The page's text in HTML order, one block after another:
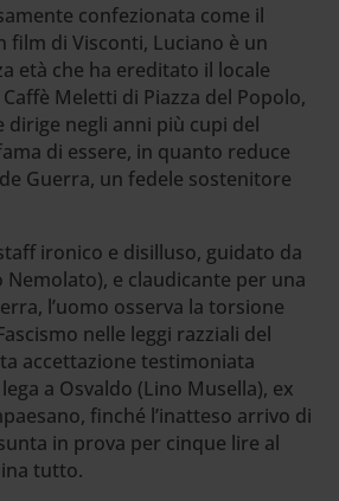
confezionata come il
film di Visconti, Luciano è un
età che ha ereditato il locale
Meletti di Piazza del Popolo,
dirige negli anni più cupi del
di essere, in quanto reduce
Guerra, un fedele sostenitore
ironico e disilluso, guidato da
Nemolato), e claudicante per una
l’uomo osserva la torsione
nelle leggi razziali del
accettazione testimoniata
a Osvaldo (Lino Musella), ex
finché l’inatteso arrivo di
in prova per cinque lire al
tutto.